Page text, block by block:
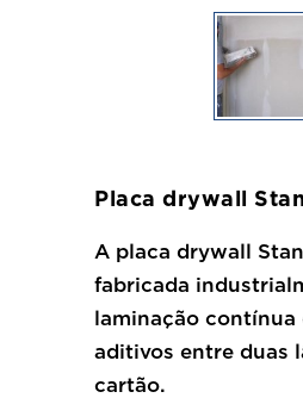
Placa drywall
A placa drywall
fabricada
laminação contínua
aditivos entre duas